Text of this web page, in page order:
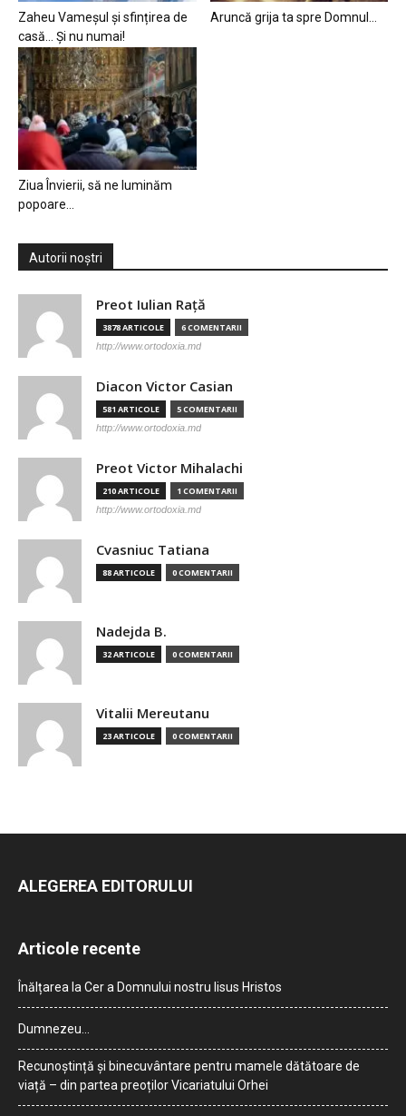
Zaheu Vameșul și sfințirea de
casă… Și nu numai!
Aruncă grija ta spre Domnul…
Ziua Învierii, să ne luminăm
popoare…
Autorii noștri
Preot Iulian Raţă
3878 ARTICOLE 6 COMENTARII
http://www.ortodoxia.md
Diacon Victor Casian
581 ARTICOLE 5 COMENTARII
http://www.ortodoxia.md
Preot Victor Mihalachi
210 ARTICOLE 1 COMENTARII
http://www.ortodoxia.md
Cvasniuc Tatiana
88 ARTICOLE 0 COMENTARII
Nadejda B.
32 ARTICOLE 0 COMENTARII
Vitalii Mereutanu
23 ARTICOLE 0 COMENTARII
ALEGEREA EDITORULUI
Articole recente
Înălțarea la Cer a Domnului nostru Iisus Hristos
Dumnezeu…
Recunoștință și binecuvântare pentru mamele dătătoare de
viață – din partea preoților Vicariatului Orhei